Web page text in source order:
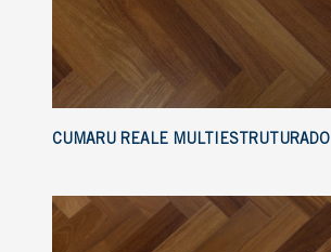
CUMARU REALE MULTIESTRUTURADO